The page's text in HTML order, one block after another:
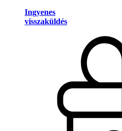
Ingyenes
visszaküldés